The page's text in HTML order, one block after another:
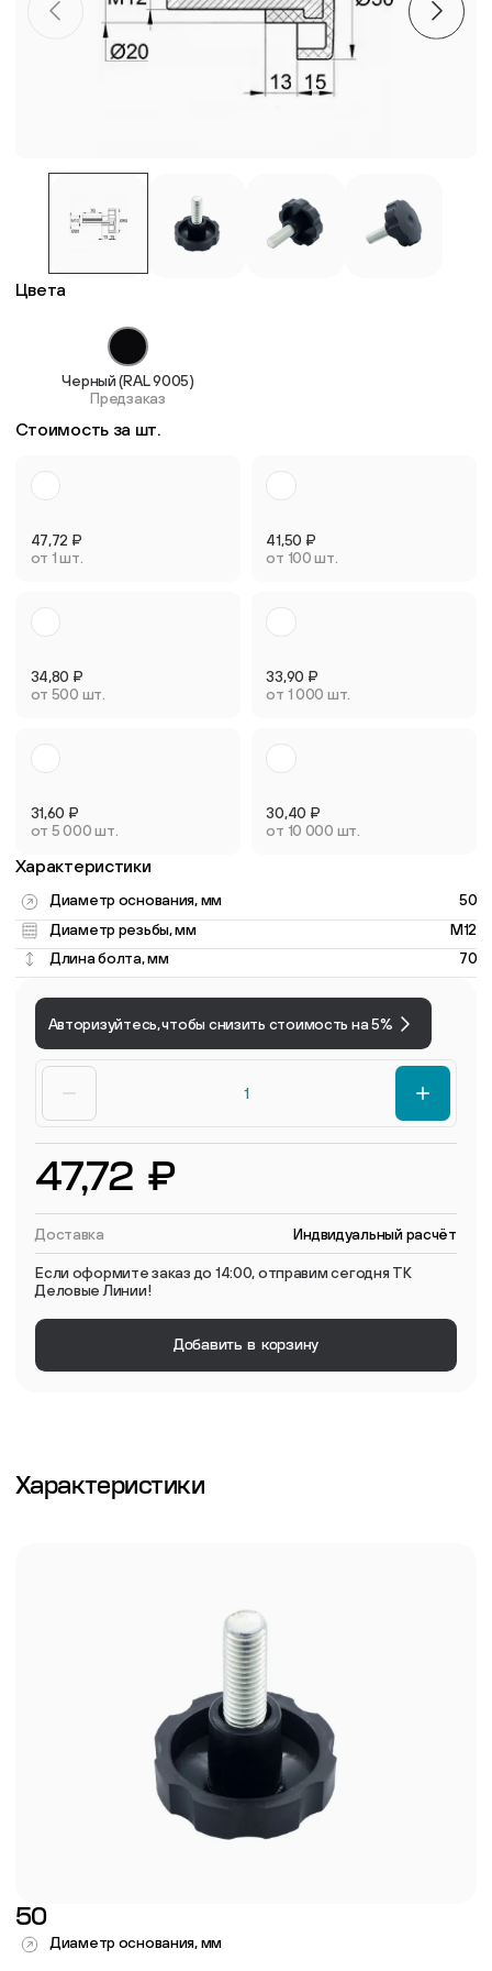
Цвета
Черный (RAL 9005)
Предзаказ
Стоимость за шт.
47,72 ₽
от 1 шт.
41,50 ₽
от 100 шт.
34,80 ₽
от 500 шт.
33,90 ₽
от 1 000 шт.
31,60 ₽
от 5 000 шт.
30,40 ₽
от 10 000 шт.
Характеристики
Диаметр основания, мм
50
Диаметр резьбы, мм
M12
Длина болта, мм
70
Авторизуйтесь, чтобы снизить стоимость на 5%
47,72 ₽
Доставка Индвидуальный расчёт
Если оформите заказ до 14:00, отправим сегодня ТК
Деловые Линии!
Добавить в корзину
Характеристики
50
Диаметр основания, мм
Пластиковые столешницы для школьных парт
Стулья
Система выравнивания плитки